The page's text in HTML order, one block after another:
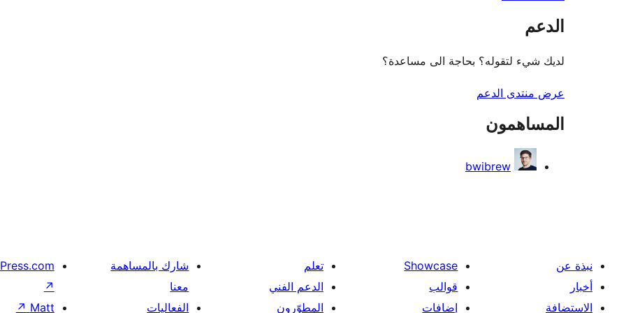
الدعم
لديك شيء لتقوله؟ بحاجة الى مساعدة؟
عرض منتدى الدعم
المساهمون
bwibrew
نبذة عن
أخبار
الاستضافة
Showcase
قوالب
إضافات
تعلم
الدعم الفني
المطوّرون
شارك بالمساهمة
معنا
الفعاليات
↗
Matt
↗